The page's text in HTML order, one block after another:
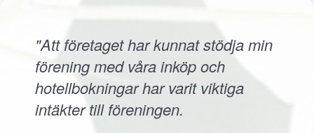
"Att företaget har kunnat stödja min
förening med våra inköp och
hotellbokningar har varit viktiga
intäkter till föreningen.